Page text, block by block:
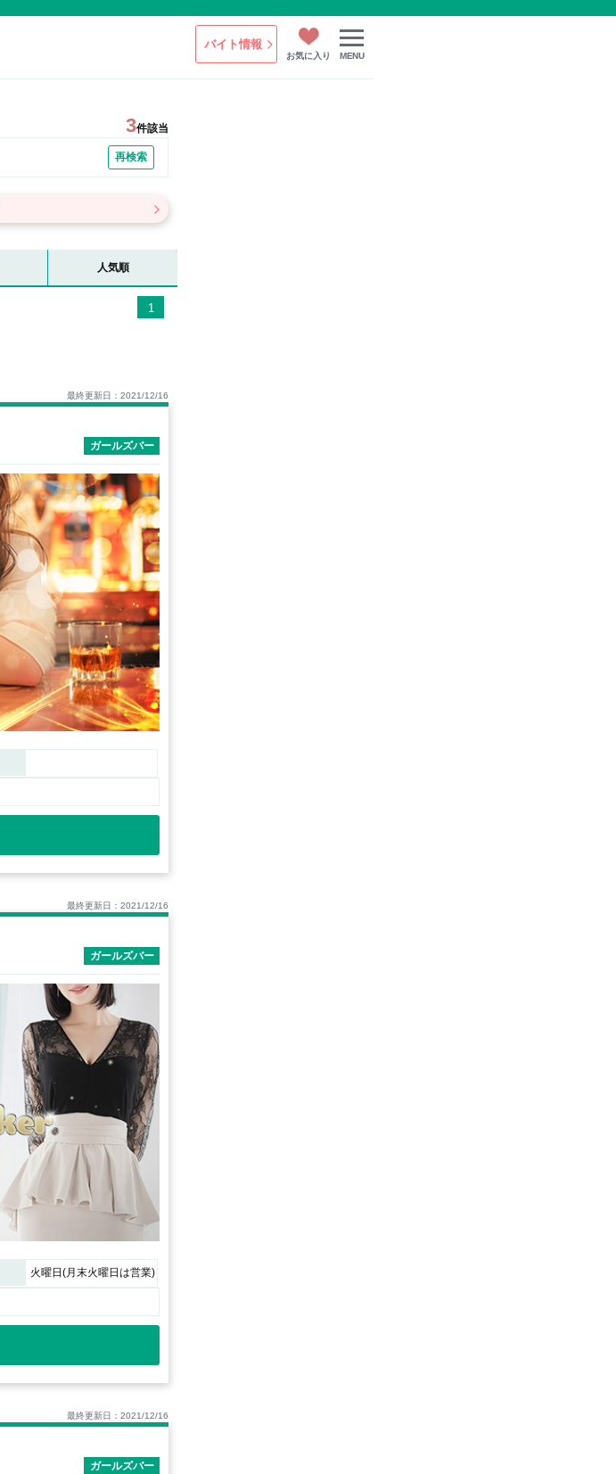
バイト情報
お気に入り MENU
3件該当
再検索
人気順
1
最終更新日：2021/12/16
ガールズバー
最終更新日：2021/12/16
ガールズバー
火曜日(月末火曜日は営業)
最終更新日：2021/12/16
ガールズバー